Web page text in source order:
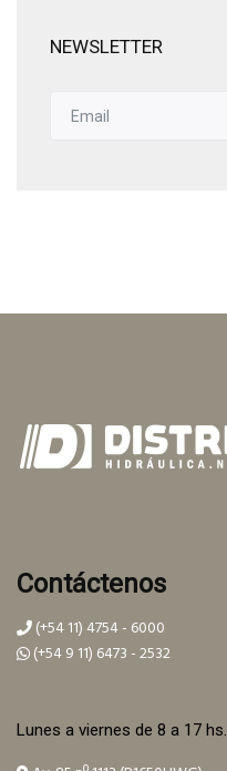
NEWSLETTER
Contáctenos
(+54 11) 4754 - 6000
(+54 9 11) 6473 - 2532
Lunes a viernes de 8 a 17 hs.